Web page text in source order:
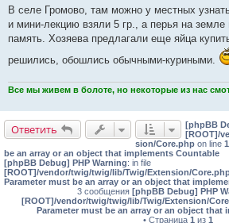
о
щ
е
е
В селе Громово, там можно у местных
и мини-лекцию взяли 5 гр., а перья на
память. Хозяева предлагали еще яйца
решились, обошлись обычными-куриными.
Все мы живем в болоте, но некоторые из нас
Ответить [phpBB
[ROOT]/
sion/Core.php on line
be an array or an object that implements Countable
[phpBB Debug] PHP Warning: in file
[ROOT]/vendor/twig/twig/lib/Twig/Extension/
Parameter must be an array or an object that
3 сообщения [phpBB Debug] PHP
[ROOT]/vendor/twig/twig/lib/Twig/Extension/
Parameter must be an array or an object that
• Страница 1 из 1